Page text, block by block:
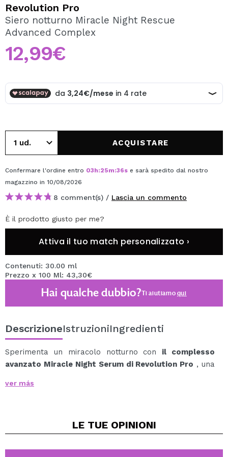
Creando un account su Maquibeauty.it potrai fare i tuoi
acquisti velocemente, controllare lo stato dei tuoi ordini e
Revolution Pro
Siero notturno Miracle Night Rescue
Advanced Complex
12,99€
ACQUISTARE
Confermare l'ordine entro 03h:25m:36s e sarà spedito dal nostro
magazzino in 10/08/2026
8 comment(s) / Lascia un commento
È il prodotto giusto per me?
Attiva il tuo match personalizzato ›
Contenuti: 30.00 ml
Prezzo x 100 Ml: 43,30€
Hai qualche dubbio?Ti aiutiamoqui
DescrizioneIstruzioniIngredienti
Sperimenta un miracolo notturno con il complesso
avanzato Miracle Night Serum di Revolution Pro , una
dormi, fornendo risultati visibili in sole 4 settimane.
camomilla e il nostro esclusivo Revolution Pro e Pro
Lavorando in sinergia, questi potenti ingredienti
ver más
LE TUE OPINIONI